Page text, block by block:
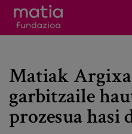
Servicios
Eventos
Contacto
Matiak
garbitzaile
prozesua hasi